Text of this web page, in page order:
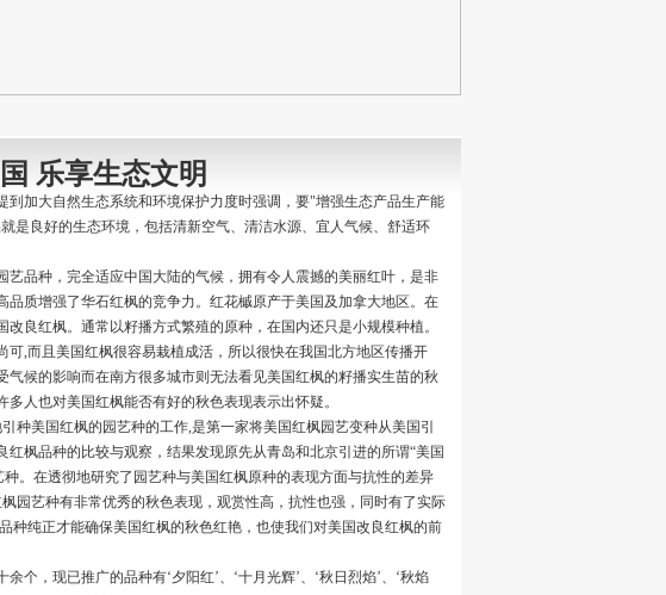
8. 重庆
乐享生态文明
加大自然生态系统和环境保护力度时强调，要"增强生态产品生产能
是良好的生态环境，包括清新空气、清洁水源、宜人气候、舒适环
品种，完全适应中国大陆的气候，拥有令人震撼的美丽红叶，是非
质增强了华石红枫的竞争力。红花槭原产于美国及加拿大地区。在
良红枫。通常以籽播方式繁殖的原种，在国内还只是小规模种植。
,而且美国红枫很容易栽植成活，所以很快在我国北方地区传播开
候的影响而在南方很多城市则无法看见美国红枫的籽播实生苗的秋
人也对美国红枫能否有好的秋色表现表示出怀疑。
种美国红枫的园艺种的工作,是第一家将美国红枫园艺变种从美国引
枫品种的比较与观察，结果发现原先从青岛和北京引进的所谓“美国
。在透彻地研究了园艺种与美国红枫原种的表现方面与抗性的差异
园艺种有非常优秀的秋色表现，观赏性高，抗性也强，同时有了实际
种纯正才能确保美国红枫的秋色红艳，也使我们对美国改良红枫的前
个，现已推广的品种有‘夕阳红’、‘十月光辉’、‘秋日烈焰’、‘秋焰